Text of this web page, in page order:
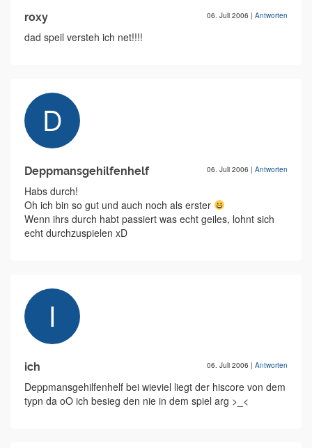
roxy 06. Juli 2006 | Antworten
dad speil versteh ich net!!!!
Deppmansgehilfenhelf 06. Juli 2006 | Antworten
Habs durch!
Oh ich bin so gut und auch noch als erster
Wenn ihrs durch habt passiert was echt geiles, lohnt sich
echt durchzuspielen xD
ich 06. Juli 2006 | Antworten
Deppmansgehilfenhelf bei wieviel liegt der hiscore von dem
typn da oO ich besieg den nie in dem spiel arg >_<